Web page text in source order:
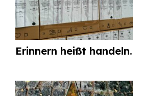
Erinnern heißt handeln.